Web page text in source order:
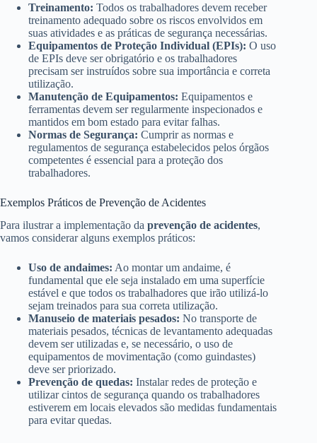
Treinamento: Todos os trabalhadores devem receber
treinamento adequado sobre os riscos envolvidos em
suas atividades e as práticas de segurança necessárias.
Equipamentos de Proteção Individual (EPIs): O uso
de EPIs deve ser obrigatório e os trabalhadores
precisam ser instruídos sobre sua importância e correta
utilização.
Manutenção de Equipamentos: Equipamentos e
ferramentas devem ser regularmente inspecionados e
mantidos em bom estado para evitar falhas.
Normas de Segurança: Cumprir as normas e
regulamentos de segurança estabelecidos pelos órgãos
competentes é essencial para a proteção dos
trabalhadores.
Exemplos Práticos de Prevenção de Acidentes
Para ilustrar a implementação da prevenção de acidentes,
vamos considerar alguns exemplos práticos:
Uso de andaimes: Ao montar um andaime, é
fundamental que ele seja instalado em uma superfície
estável e que todos os trabalhadores que irão utilizá-lo
sejam treinados para sua correta utilização.
Manuseio de materiais pesados: No transporte de
materiais pesados, técnicas de levantamento adequadas
devem ser utilizadas e, se necessário, o uso de
equipamentos de movimentação (como guindastes)
deve ser priorizado.
Prevenção de quedas: Instalar redes de proteção e
utilizar cintos de segurança quando os trabalhadores
estiverem em locais elevados são medidas fundamentais
para evitar quedas.